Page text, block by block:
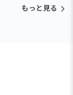
もっと見る